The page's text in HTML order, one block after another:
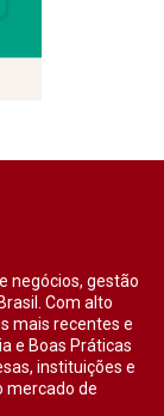
negócios, gestão
Com alto
mais recentes e
e Boas Práticas
instituições e
mercado de